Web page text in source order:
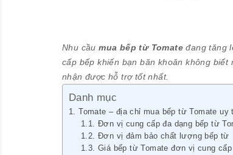
Nhu cầumua bếp từ Tomate đang tăng
cấp bếp khiến bạn băn khoăn không
nhận được hỗ trợ tốt nhất.
Danh mục
Tomate – địa chỉ mua bếp từ Tomate uy
Đơn vị cung cấp đa dạng bếp từ
Đơn vị đảm bảo chất lượng bếp từ
Giá bếp từ Tomate đơn vị cung